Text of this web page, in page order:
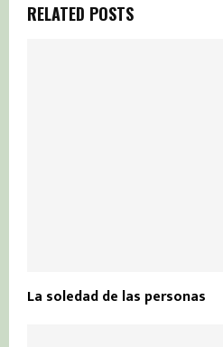
RELATED POSTS
La soledad de las personas